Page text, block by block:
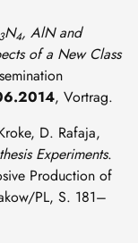
N4, AlN and
of a New Class
, Vortrag.
D. Rafaja,
Experiments.
Production of
PL, S. 181–